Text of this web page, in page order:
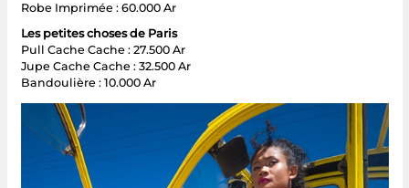
Robe Imprimée : 60.000 Ar
Les petites choses de Paris
Pull Cache Cache : 27.500 Ar
Jupe Cache Cache : 32.500 Ar
Bandoulière : 10.000 Ar